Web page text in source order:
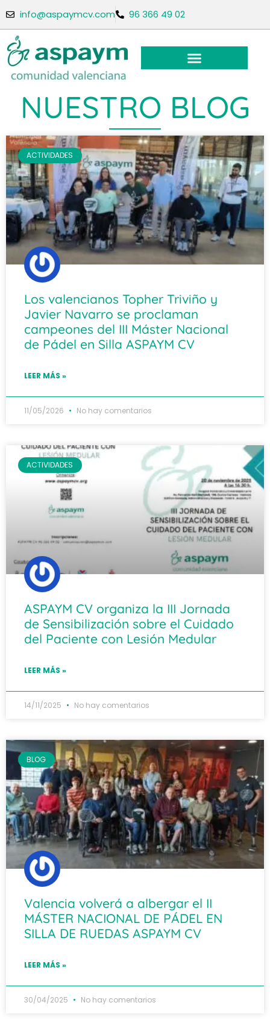
info@aspaymcv.com 96 366 49 02
NUESTRO BLOG
ACTIVIDADES
Los valencianos Topher Triviño y
Javier Navarro se proclaman
campeones del III Máster Nacional
de Pádel en Silla ASPAYM CV
LEER MÁS »
11/05/2026 No hay comentarios
ACTIVIDADES
ASPAYM CV organiza la III Jornada
de Sensibilización sobre el Cuidado
del Paciente con Lesión Medular
LEER MÁS »
14/11/2025 No hay comentarios
BLOG
Valencia volverá a albergar el II
MÁSTER NACIONAL DE PÁDEL EN
SILLA DE RUEDAS ASPAYM CV
LEER MÁS »
30/04/2025 No hay comentarios